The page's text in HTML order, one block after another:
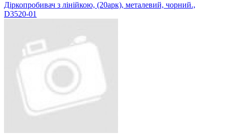
Діркопробивач з лінійкою, (20арк), металевий, чорний.,
D3520-01